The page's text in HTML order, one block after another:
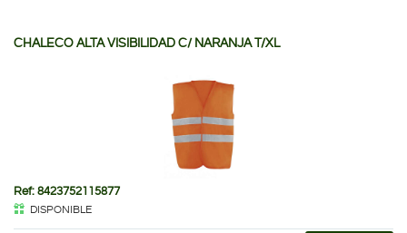
CHALECO ALTA VISIBILIDAD C/ NARANJA T/XL
Ref: 8423752115877
DISPONIBLE